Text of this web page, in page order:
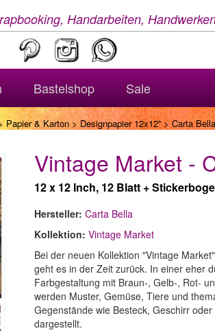
Handarbeiten,
Bastelshop Sale
Papier & Karton> Designpapier 12x12''> Carta
Vintage Market -
12 x 12 Inch, 12 Blatt +
Hersteller: Carta Bella
Kollektion: Vintage Market
Bei der neuen Kollektion "Vintage
geht es in der Zeit zurück. In einer eher
Farbgestaltung mit Braun-, Gelb-, Rot-
werden Muster, Gemüse, Tiere und
Gegenstände wie Besteck, Geschirr
dargestellt.